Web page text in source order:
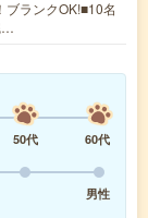
ランクOK!■10名
…
50代
60代
男性